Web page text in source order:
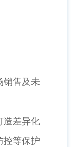
售及未
造差异化
控等保护